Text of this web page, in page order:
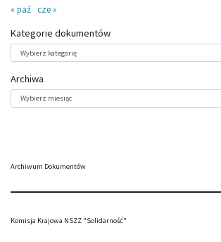
« paź cze »
Kategorie dokumentów
dokumentów
Archiwa
Archiwa
Archiwum Dokumentów
Komisja Krajowa NSZZ "Solidarność"